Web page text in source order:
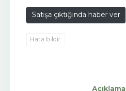
Satışa çıktığında haber ver
Hata bildir
Açıklama